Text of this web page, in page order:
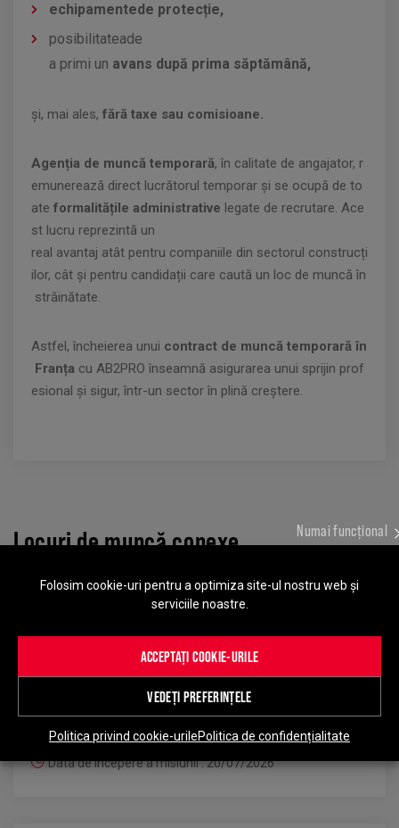
Folosim cookie-uri pentru a optimiza site-ul nostru web și
serviciile noastre.
ACCEPTAȚI COOKIE-URILE
Numai funcțional
VEDEȚI PREFERINȚELE
Politica privind cookie-urilePolitica de confidențialitate
echipamentede protecție,
posibilitateade
a primi un avans după prima săptămână,
și, mai ales, fără taxe sau comisioane.
Agenția de muncă temporară, în calitate de angajator, r
emunerează direct lucrătorul temporar și se ocupă de to
ate formalitățile administrative legate de recrutare. Ace
st lucru reprezintă un
real avantaj atât pentru companiile din sectorul construcți
ilor, cât și pentru candidații care caută un loc de muncă în
străinătate.
Astfel, încheierea unui contract de muncă temporară în
Franța cu AB2PRO înseamnă asigurarea unui sprijin prof
esional și sigur, într-un sector în plină creștere.
Locuri de muncă conexe
Montatori panouri exterioare
ECHIPĂ DE 4 MONTATORI PANOURI EXTERIOARE
Nord-Vest
Durata misiunii: 22 săptămâni
Data de începere a misiunii : 20/07/2026